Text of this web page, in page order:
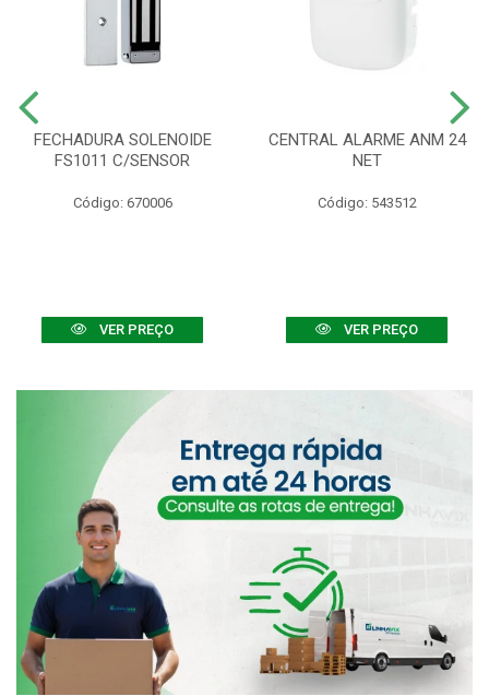
FECHADURA SOLENOIDE
FS1011 C/SENSOR
Código: 670006
VER PREÇO
CENTRAL ALARME ANM 24
NET
Código: 543512
VER PREÇO